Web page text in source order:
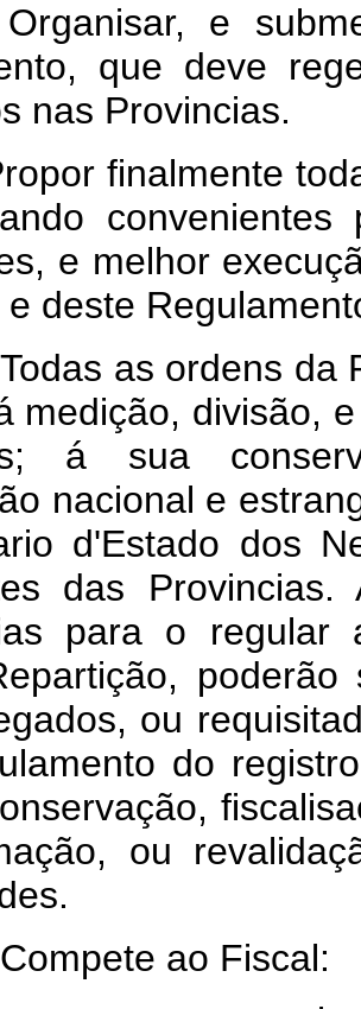
e
que deve
nas Provincias.
finalmente
e melhor
e deste
as ordens da
medição, divisão,
á sua
nacional e
d'Estado dos
das
para o
ou
do
ou
ao Fiscal: